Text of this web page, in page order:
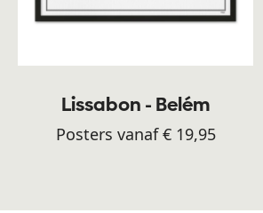
Lissabon - Belém
Posters vanaf € 19,95